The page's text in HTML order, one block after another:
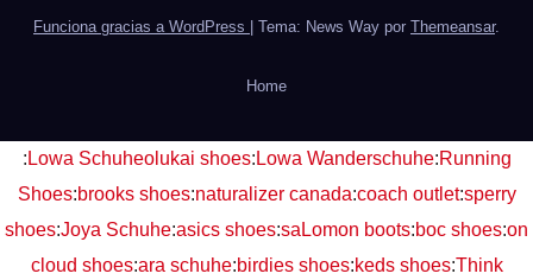
Funciona gracias a WordPress Tema: News Way por Themeansar.
Home
: Lowa Schuheolukai shoes: Lowa Wanderschuhe:Running
Shoes:brooks shoes:naturalizer canada:coach outlet:sperry
shoes:Joya Schuhe:asics shoes:saLomon boots:boc shoes:on
cloud shoes:ara schuhe:birdies shoes:keds shoes:Think